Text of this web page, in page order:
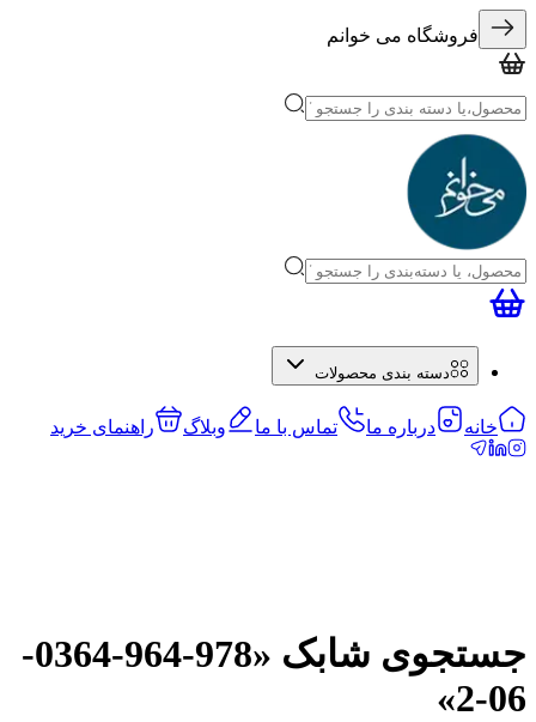
فروشگاه می خوانم
دسته بندی محصولات
خانه درباره ما تماس با ما وبلاگ راهنمای خرید
جستجوی شابک «
978-964-0364-
06-2
»